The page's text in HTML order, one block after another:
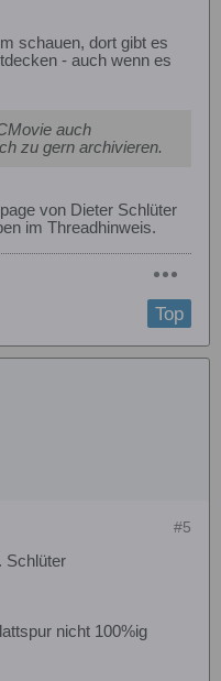
schauen, dort gibt es
- auch wenn es
auch
zu gern archivieren.
von Dieter Schlüter
im Threadhinweis.
Top
#5
Schlüter
nicht 100%ig